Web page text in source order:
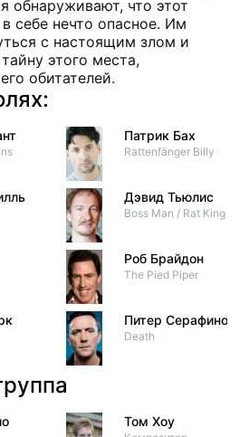
обнаруживают, что этот
себе нечто опасное. Им
с настоящим злом и
этого места,
обитателей.
Патрик Бах
Rattenfänger Billy
Дэвид Тьюлис
Boss Man / Rat King
Роб Брайдон
The Pied Piper
Питер Серафинович
Death
Том Хоу